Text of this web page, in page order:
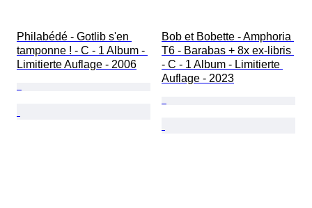
Philabédé - Gotlib s'en
tamponne ! - C - 1 Album -
Limitierte Auflage - 2006
Bob et Bobette - Amphoria
T6 - Barabas + 8x ex-libris
- C - 1 Album - Limitierte
Auflage - 2023